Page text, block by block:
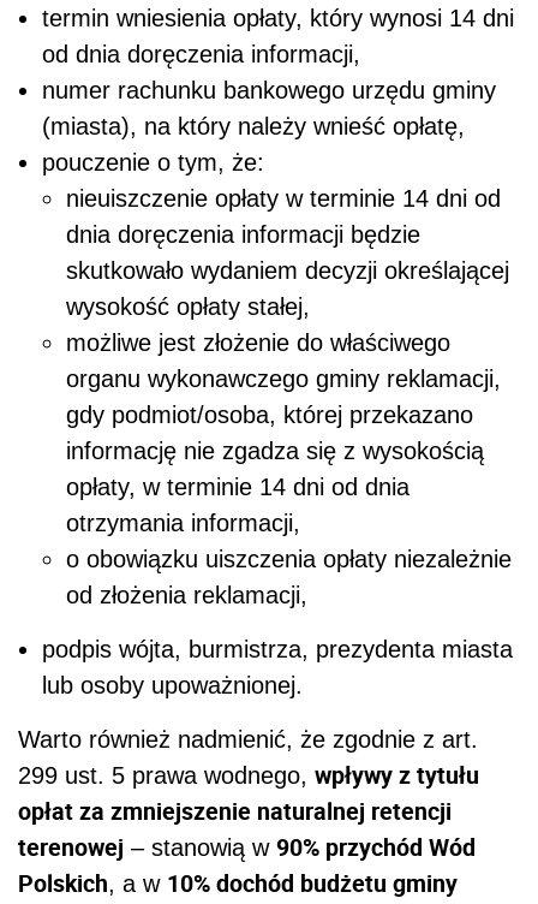
termin wniesienia opłaty, który wynosi 14 dni
od dnia doręczenia informacji,
numer rachunku bankowego urzędu gminy
(miasta), na który należy wnieść opłatę,
pouczenie o tym, że:
nieuiszczenie opłaty w terminie 14 dni od
dnia doręczenia informacji będzie
skutkowało wydaniem decyzji określającej
wysokość opłaty stałej,
możliwe jest złożenie do właściwego
organu wykonawczego gminy reklamacji,
gdy podmiot/osoba, której przekazano
informację nie zgadza się z wysokością
opłaty, w terminie 14 dni od dnia
otrzymania informacji,
o obowiązku uiszczenia opłaty niezależnie
od złożenia reklamacji,
podpis wójta, burmistrza, prezydenta miasta
lub osoby upoważnionej.
Warto również nadmienić, że zgodnie z art.
299 ust. 5 prawa wodnego, wpływy z tytułu
opłat za zmniejszenie naturalnej retencji
terenowej – stanowią w 90% przychód Wód
Polskich, a w 10% dochód budżetu gminy